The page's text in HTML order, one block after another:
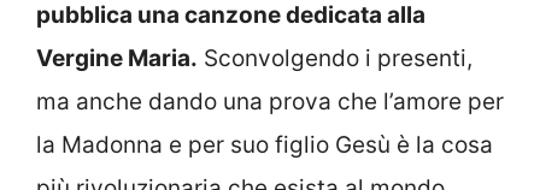
pubblica una canzone dedicata alla
Vergine Maria. Sconvolgendo i presenti,
ma anche dando una prova che l’amore per
la Madonna e per suo figlio Gesù è la cosa